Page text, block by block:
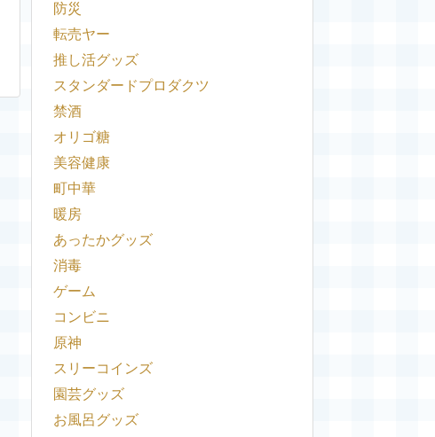
防災
転売ヤー
推し活グッズ
スタンダードプロダクツ
禁酒
オリゴ糖
美容健康
町中華
暖房
あったかグッズ
消毒
ゲーム
コンビニ
原神
スリーコインズ
園芸グッズ
お風呂グッズ